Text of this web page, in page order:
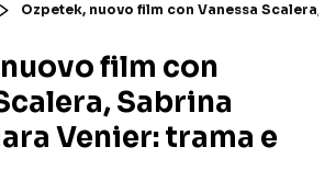
SERIE TV
REALITY SHOW
FICTION
Ozpetek, nuovo film con Vanessa Scalera,
film con
Sabrina
Venier: trama e